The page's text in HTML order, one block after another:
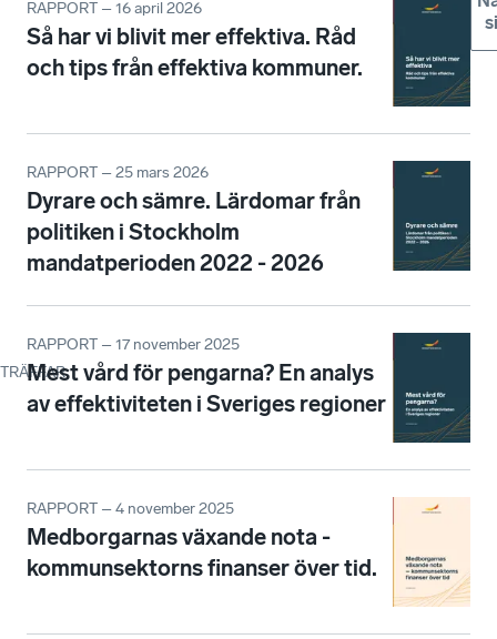
TRÄFFAR:
RAPPORT – 16 april 2026
Så har vi blivit mer effektiva. Råd
och tips från effektiva kommuner.
RAPPORT – 25 mars 2026
Dyrare och sämre. Lärdomar från
politiken i Stockholm
mandatperioden 2022 - 2026
RAPPORT – 17 november 2025
Mest vård för pengarna? En analys
av effektiviteten i Sveriges regioner
RAPPORT – 4 november 2025
Medborgarnas växande nota -
kommunsektorns finanser över tid.